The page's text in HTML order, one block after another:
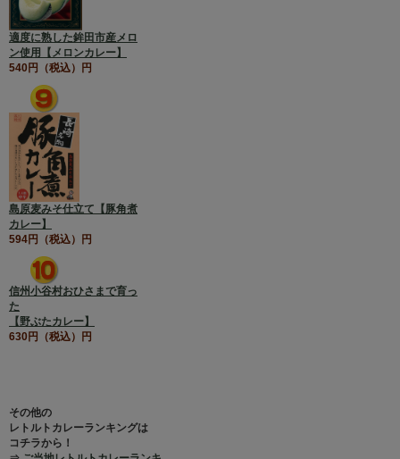
適度に熟した鉾田市産メロ
ン使用【メロンカレー】
540円（税込）円
島原麦みそ仕立て【豚角煮
カレー】
594円（税込）円
信州小谷村おひさまで育っ
た
【野ぶたカレー】
630円（税込）円
その他の
レトルトカレーランキングは
コチラから！